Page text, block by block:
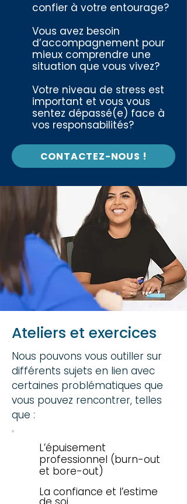
confier à votre entourage?
Vous avez besoin
d’accompagnement pour
mieux comprendre une
situation que vous vivez?
Votre niveau de stress est
important et vous vous
sentez dépassé(e) face à
vos responsabilités?
CONTACTEZ-NOUS !
Ateliers et exercices
Nous pouvons vous outiller sur
différents sujets en lien avec
certaines problématiques que
vous pouvez rencontrer, telles
que :
L’épuisement
professionnel (burn-out
et bore-out)
La confiance et l’estime